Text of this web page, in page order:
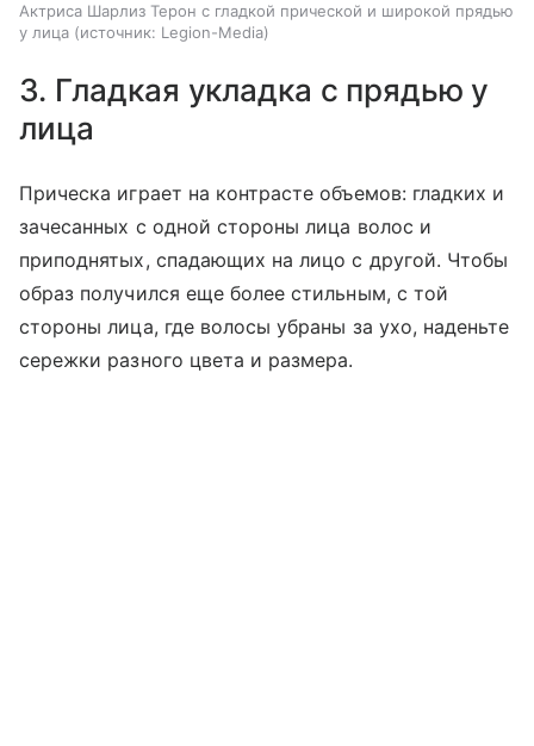
Актриса Шарлиз Терон с гладкой прической и широкой прядью
у лица
источник: Legion-Media
3. Гладкая укладка с прядью у
лица
Прическа играет на контрасте объемов: гладких и
зачесанных с одной стороны лица волос и
приподнятых, спадающих на лицо с другой. Чтобы
образ получился еще более стильным, с той
стороны лица, где волосы убраны за ухо, наденьте
сережки разного цвета и размера.